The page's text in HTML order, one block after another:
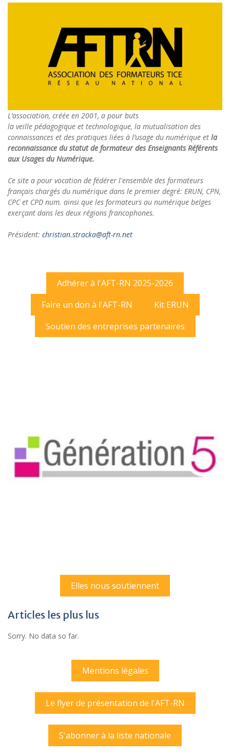
L’association, créée en 2001, a pour buts
la veille pédagogique et technologique, la mutualisation des
connaissances et des pratiques liées à l’usage du numérique et la
reconnaissance du statut de formateur des Enseignants Référents
aux Usages du Numérique.
Ce site a pour vocation de fédérer l'ensemble des formateurs
français chargés du numérique dans le premier degré: ERUN, CPN,
CPC et CPD num. ainsi que les formateurs au numérique belges
exerçant dans les deux régions francophones.
Président: christian.stracka@aft-rn.net
Adhérer à l'AFT-RN 2025-2026
Faire un don à l'AFT-RN
Kit ERUN
Soutien des entreprises partenaires
Elles nous soutiennent
Articles les plus lus
Sorry. No data so far.
Mentions légales
Le flyer de présentation de l'AFT-RN
S'abonner à la liste nationale